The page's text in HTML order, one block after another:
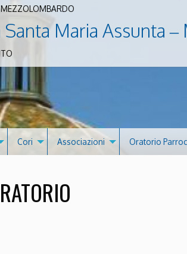
Santa Maria Assunta –
Cori Associazioni Oratorio